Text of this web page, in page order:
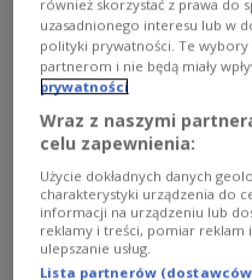
badawczych - przez
Puszczy Białowieskiej.
leśników będzie można
Zobacz więcej na temat:
również skorzystać z prawa do
uzasadnionego interesu lub w
polityki prywatności. Te wybory
partnerom i nie będą miały
prywatności
Wraz z naszymi
celu zapewnienia:
Użycie dokładnych danych
charakterystyki urządzenia do
informacji na urządzeniu lub
reklamy i treści, pomiar
ulepszanie usług.
Lista partnerów